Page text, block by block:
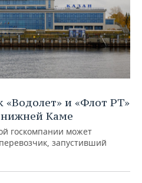
и «Флот РТ»
нижней Каме
госкомпании может
запустивший